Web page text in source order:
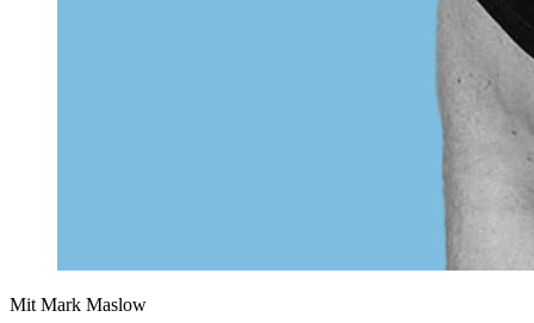
Mit Mark Maslow